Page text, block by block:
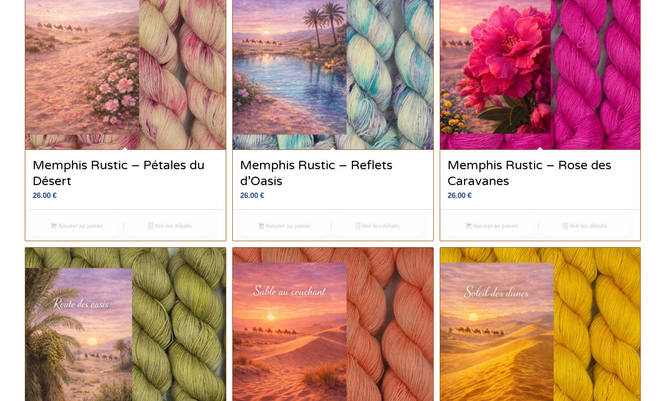
Memphis Rustic – Pétales du
Désert
26.00 €
Ajouter au panier Voir les détails
Memphis Rustic – Reflets
d’Oasis
26.00 €
Ajouter au panier Voir les détails
Memphis Rustic – Rose des
Caravanes
26.00 €
Ajouter au panier Voir les détails